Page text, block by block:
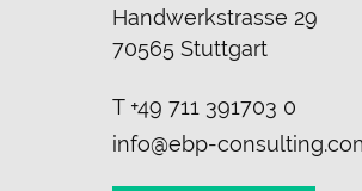
Handwerkstrasse 29
70565 Stuttgart
T +49 711 391703 0
info@ebp-